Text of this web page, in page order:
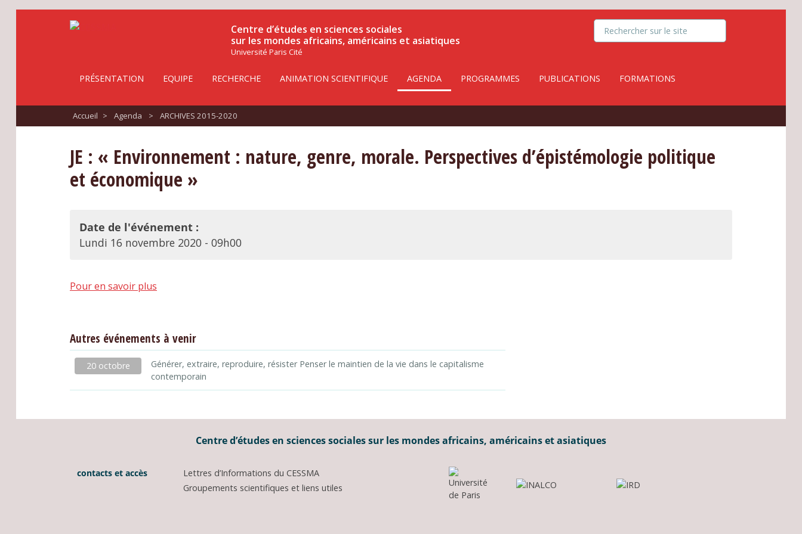
Centre d’études en sciences sociales
sur les mondes africains, américains et asiatiques
Université Paris Cité
PRÉSENTATION EQUIPE RECHERCHE ANIMATION SCIENTIFIQUE AGENDA PROGRAMMES PUBLICATIONS FORMATIONS
Accueil > Agenda > ARCHIVES 2015-2020
JE : « Environnement : nature, genre, morale. Perspectives d’épistémologie politique
et économique »
Date de l'événement :
Lundi 16 novembre 2020 - 09h00
Pour en savoir plus
Autres événements à venir
20 octobre
Générer, extraire, reproduire, résister Penser le maintien de la vie dans le capitalisme
contemporain
Centre d’études en sciences sociales sur les mondes africains, américains et asiatiques
contacts et accès
Lettres d’Informations du CESSMA
Groupements scientifiques et liens utiles